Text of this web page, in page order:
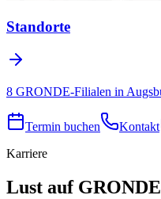
Standorte
8 GRONDE-Filialen in
Termin buchen Kontakt
Karriere
Lust auf